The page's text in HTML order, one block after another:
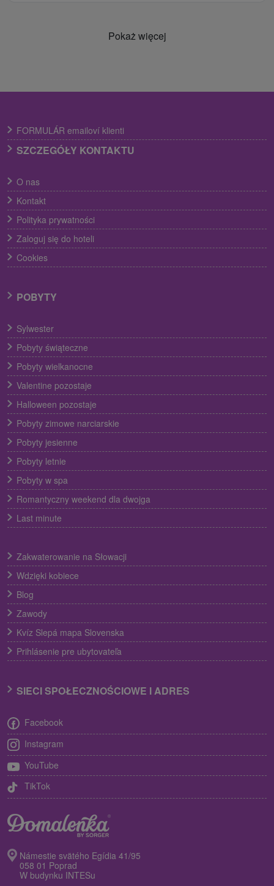
Pokaż więcej
FORMULÁR emailoví klienti
SZCZEGÓŁY KONTAKTU
O nas
Kontakt
Polityka prywatności
Zaloguj się do hoteli
Cookies
POBYTY
Sylwester
Pobyty świąteczne
Pobyty wielkanocne
Valentine pozostaje
Halloween pozostaje
Pobyty zimowe narciarskie
Pobyty jesienne
Pobyty letnie
Pobyty w spa
Romantyczny weekend dla dwojga
Last minute
Zakwaterowanie na Słowacji
Wdzięki kobiece
Blog
Zawody
Kvíz Slepá mapa Slovenska
Prihlásenie pre ubytovateľa
SIECI SPOŁECZNOŚCIOWE I ADRES
Facebook
Instagram
YouTube
TikTok
Námestie svätého Egídia 41/95
058 01 Poprad
W budynku INTESu